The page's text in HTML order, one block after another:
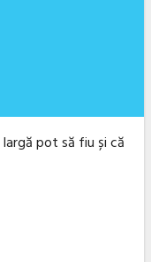
largă pot să fiu și că